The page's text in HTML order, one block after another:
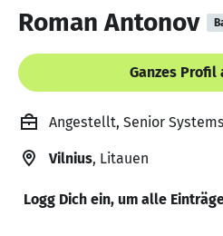
Roman Antonov
Ganzes Profil
Angestellt, Senior
Vilnius, Litauen
Logg Dich ein, um alle